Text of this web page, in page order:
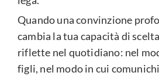
Quando una convinzione
cambia la tua capacità di
riflette nel quotidiano: nel
figli, nel modo in cui